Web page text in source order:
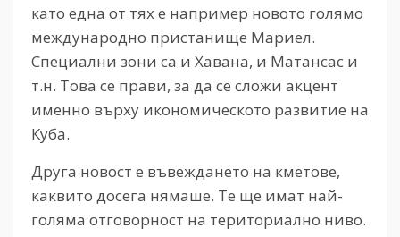
като една от тях е например новото голямо
международно пристанище Мариел.
Специални зони са и Хавана, и Матансас и
т.н. Това се прави, за да се сложи акцент
именно върху икономическото развитие на
Куба.
Друга новост е въвеждането на кметове,
каквито досега нямаше. Те ще имат най-
голяма отговорност на териториално ниво.